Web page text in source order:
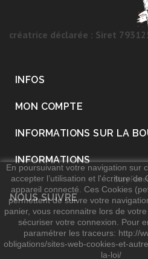
créatrice déclarée : Siret
INFOS
MON COMPTE
INFORMATIONS SUR LA
INFORMATIONS
. Stay
En poursuivant votre navigation sur
accepter l’utilisation et l'écriture de
appareil connecté. Ces Cookies
permettent de suivre votre
panier, vous reconnaitre lors de
sécuriser votre connexion. Pour
paramétrer les traceurs: http://
obligations/sites-web-cookies-et-
la-loi/
NOUS SUIVRE